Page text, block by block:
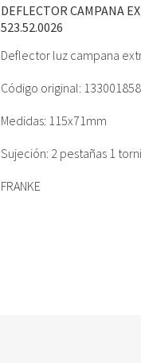
DEFLECTOR CAMPANA
523.52.0026
Deflector luz campana
Código original:
Medidas: 115x71mm
Sujeción: 2 pestañas 1
FRANKE